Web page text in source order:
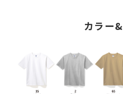
カラー